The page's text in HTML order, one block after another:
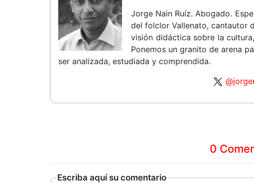
Jorge Nain Ruíz. Abogado.
del folclor Vallenato, cantautor
visión didáctica sobre la
Ponemos un granito de arena
ser analizada, estudiada y comprendida.
0
Escriba aquí su comentario